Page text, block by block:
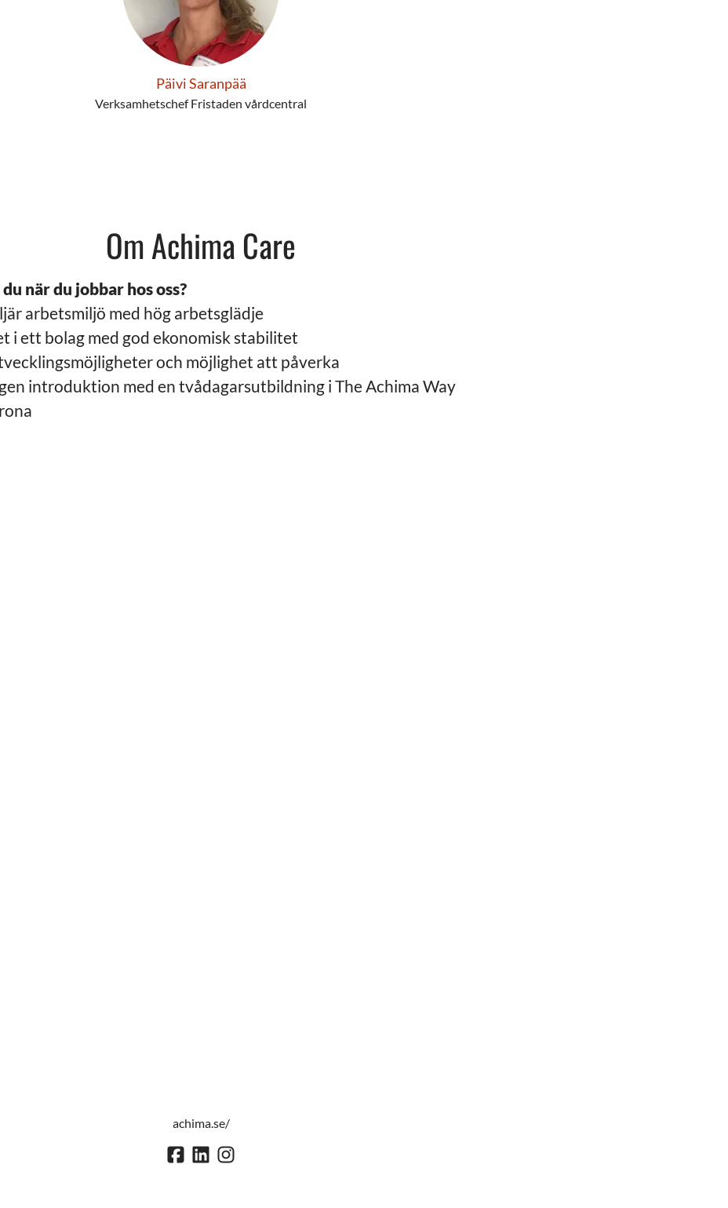
Päivi Saranpää
Verksamhetschef Fristaden vårdcentral
Om Achima Care
när du jobbar hos oss?
arbetsmiljö med hög arbetsglädje
i ett bolag med god ekonomisk stabilitet
och möjlighet att påverka
introduktion med en tvådagarsutbildning i The Achima Way
achima.se/